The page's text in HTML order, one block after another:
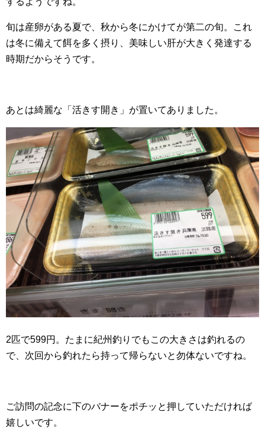
旬は産卵がある夏で、秋から冬にかけてが第二の旬。これ
は冬に備えて餌を多く摂り、美味しい肝が大きく発達する
時期だからそうです。
あとは綺麗な「活きす開き」が置いてありました。
2匹で599円。たまに紀州釣りでもこの大きさは釣れるの
で、次回から釣れたら持って帰らないと勿体ないですね。
ご訪問の記念に下のバナーをポチッと押していただければ
嬉しいです。